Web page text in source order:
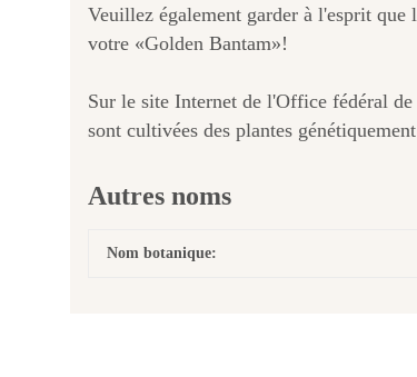
Veuillez également garder à l'esprit
votre «Golden Bantam»!
Sur le site Internet de l'Office fédéral
sont cultivées des plantes
Autres noms
Nom botanique: